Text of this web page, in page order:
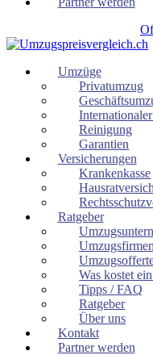
Umzüge
Privatumzug
Reinigung
Garantien
Versicherungen
Krankenkasse
Ratgeber
Was kostet
Tipps / FAQ
Ratgeber
Über uns
Kontakt
Partner werden